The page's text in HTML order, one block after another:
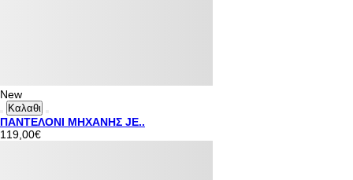
New
Καλαθι
ΠΑΝΤΕΛΟΝΙ ΜΗΧΑΝΗΣ JE..
119,00€